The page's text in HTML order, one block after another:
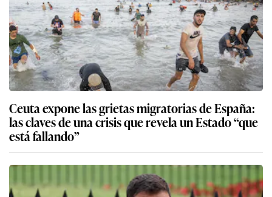
Ceuta expone las grietas migratorias de España:
las claves de una crisis que revela un Estado “que
está fallando”